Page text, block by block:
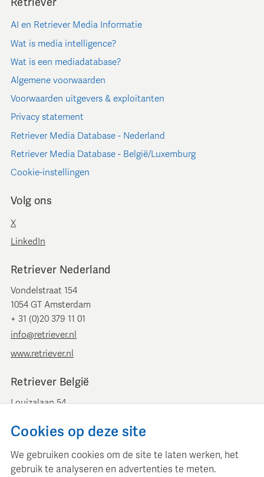
AI en Retriever Media Informatie
Wat is media intelligence?
Wat is een mediadatabase?
Algemene voorwaarden
Voorwaarden uitgevers & exploitanten
Privacy statement
Retriever Media Database - Nederland
Retriever Media Database - België/Luxemburg
Cookie-instellingen
Volg ons
X
LinkedIn
Retriever Nederland
Vondelstraat 154
1054 GT Amsterdam
+ 31 (0)20 379 11 01
info@retriever.nl
www.retriever.nl
Retriever België
Louizalaan 54
+ 32 (0)2 893 00 52
www.retrievermedia.be
Cookies op deze site
We gebruiken cookies om de site te laten werken, het
gebruik te analyseren en advertenties te meten.